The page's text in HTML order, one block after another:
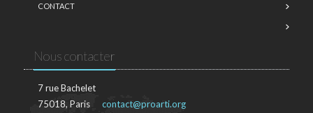
CONTACT
Nous contacter
7 rue Bachelet
75018, Paris
contact@proarti.org